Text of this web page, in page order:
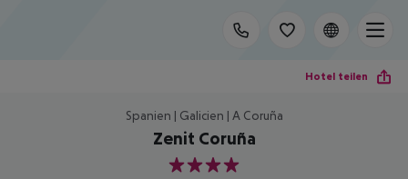
Hotel teilen
Spanien | Galicien | A Coruña
Zenit Coruña
4